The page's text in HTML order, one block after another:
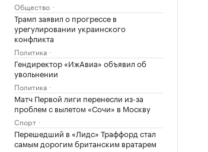
Общество
Трамп заявил о прогрессе в
урегулировании украинского
конфликта
Политика
Гендиректор «ИжАвиа» объявил об
увольнении
Политика
Матч Первой лиги перенесли из-за
проблем с вылетом «Сочи» в Москву
Спорт
Перешедший в «Лидс» Траффорд стал
самым дорогим британским вратарем